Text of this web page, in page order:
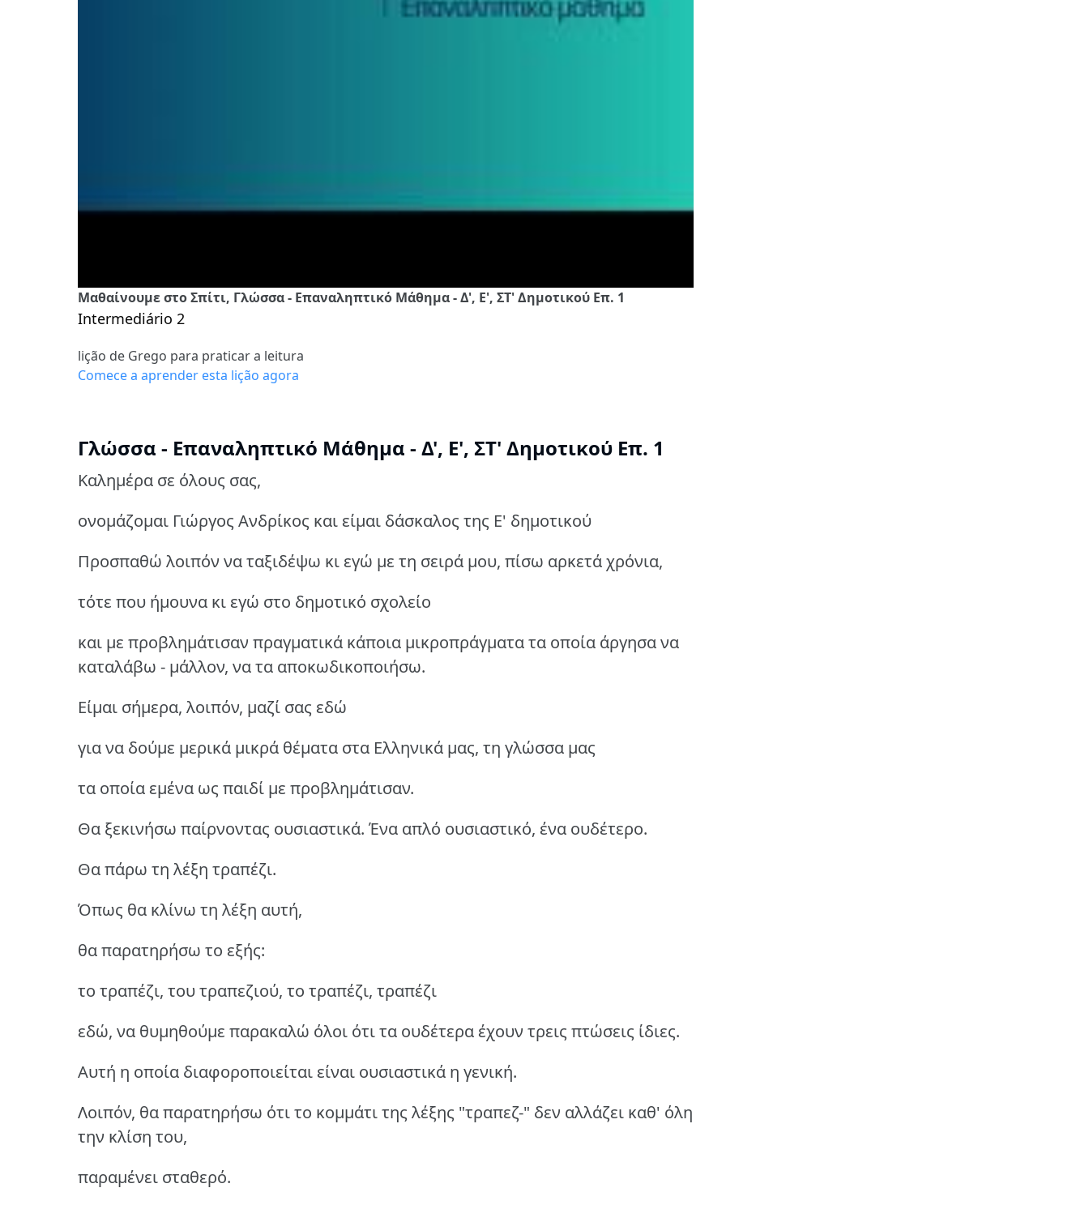
Μαθαίνουμε στο Σπίτι, Γλώσσα - Επαναληπτικό Μάθημα - Δ', Ε', ΣΤ' Δημοτικού Επ. 1
Intermediário 2
lição de Grego para praticar a leitura
Comece a aprender esta lição agora
Γλώσσα - Επαναληπτικό Μάθημα - Δ', Ε', ΣΤ' Δημοτικού Επ. 1
Καλημέρα σε όλους σας,
ονομάζομαι Γιώργος Aνδρίκος και είμαι δάσκαλος της Ε' δημοτικού
Προσπαθώ λοιπόν να ταξιδέψω κι εγώ με τη σειρά μου, πίσω αρκετά χρόνια,
τότε που ήμουνα κι εγώ στο δημοτικό σχολείο
και με προβλημάτισαν πραγματικά κάποια μικροπράγματα τα οποία άργησα να
καταλάβω - μάλλον, να τα αποκωδικοποιήσω.
Είμαι σήμερα, λοιπόν, μαζί σας εδώ
για να δούμε μερικά μικρά θέματα στα Ελληνικά μας, τη γλώσσα μας
τα οποία εμένα ως παιδί με προβλημάτισαν.
Θα ξεκινήσω παίρνοντας ουσιαστικά. Ένα απλό ουσιαστικό, ένα ουδέτερο.
Θα πάρω τη λέξη τραπέζι.
Όπως θα κλίνω τη λέξη αυτή,
θα παρατηρήσω το εξής:
το τραπέζι, του τραπεζιού, το τραπέζι, τραπέζι
εδώ, να θυμηθούμε παρακαλώ όλοι ότι τα ουδέτερα έχουν τρεις πτώσεις ίδιες.
Αυτή η οποία διαφοροποιείται είναι ουσιαστικά η γενική.
Λοιπόν, θα παρατηρήσω ότι το κομμάτι της λέξης "τραπεζ-" δεν αλλάζει καθ' όλη
την κλίση του,
παραμένει σταθερό.